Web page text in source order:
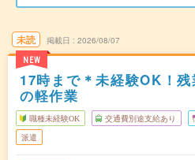
未読
NEW
掲載日 2026/08/07
17時まで＊未経験OK！
の軽作業
職種未経験OK 交通費別途支給あり
派遣